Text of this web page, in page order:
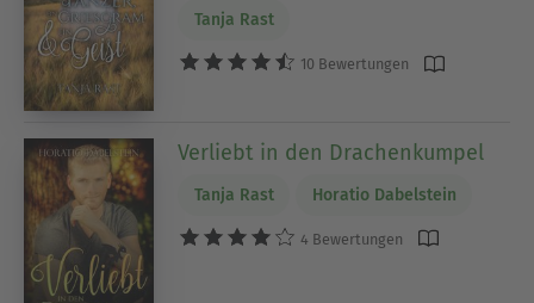
Tanja Rast
10 Bewertungen
Verliebt in den Drachenkumpel
Tanja Rast Horatio Dabelstein
4 Bewertungen